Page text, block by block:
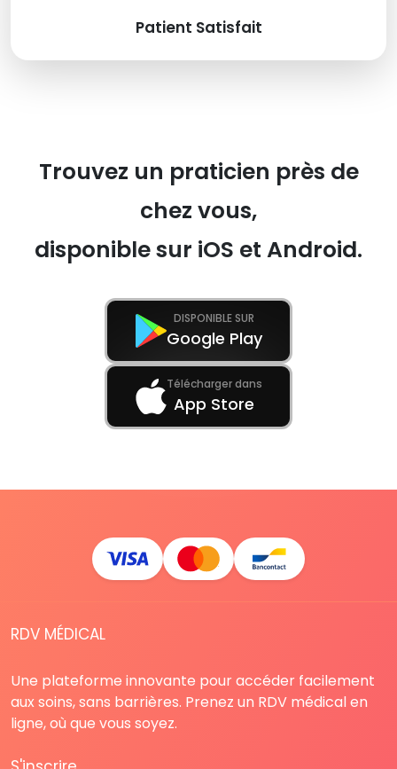
Patient Satisfait
Trouvez un praticien près de
chez vous,
disponible sur iOS et Android.
DISPONIBLE SUR
Google Play
Télécharger dans
App Store
RDV MÉDICAL
Une plateforme innovante pour accéder facilement
aux soins, sans barrières. Prenez un RDV médical en
ligne, où que vous soyez.